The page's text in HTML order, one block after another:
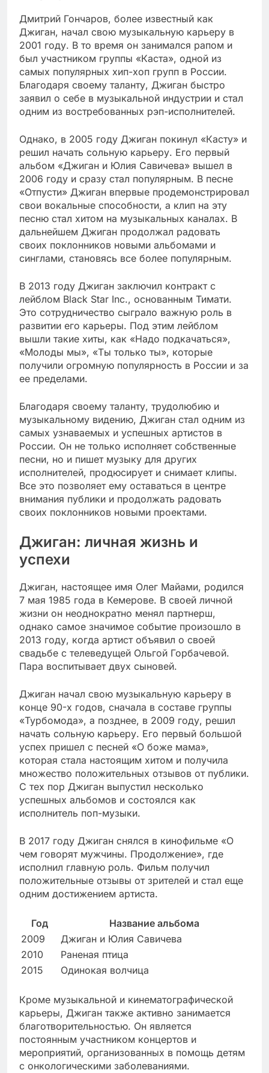
Дмитрий Гончаров, более известный как
Джиган, начал свою музыкальную карьеру в
2001 году. В то время он занимался рапом и
был участником группы «Каста», одной из
самых популярных хип-хоп групп в России.
Благодаря своему таланту, Джиган быстро
заявил о себе в музыкальной индустрии и стал
одним из востребованных рэп-исполнителей.
Однако, в 2005 году Джиган покинул «Касту» и
решил начать сольную карьеру. Его первый
альбом «Джиган и Юлия Савичева» вышел в
2006 году и сразу стал популярным. В песне
«Отпусти» Джиган впервые продемонстрировал
свои вокальные способности, а клип на эту
песню стал хитом на музыкальных каналах. В
дальнейшем Джиган продолжал радовать
своих поклонников новыми альбомами и
синглами, становясь все более популярным.
В 2013 году Джиган заключил контракт с
лейблом Black Star Inc., основанным Тимати.
Это сотрудничество сыграло важную роль в
развитии его карьеры. Под этим лейблом
вышли такие хиты, как «Надо подкачаться»,
«Молоды мы», «Ты только ты», которые
получили огромную популярность в России и за
ее пределами.
Благодаря своему таланту, трудолюбию и
музыкальному видению, Джиган стал одним из
самых узнаваемых и успешных артистов в
России. Он не только исполняет собственные
песни, но и пишет музыку для других
исполнителей, продюсирует и снимает клипы.
Все это позволяет ему оставаться в центре
внимания публики и продолжать радовать
своих поклонников новыми проектами.
Джиган: личная жизнь и
успехи
Джиган, настоящее имя Олег Майами, родился
7 мая 1985 года в Кемерове. В своей личной
жизни он неоднократно менял партнерш,
однако самое значимое событие произошло в
2013 году, когда артист объявил о своей
свадьбе с телеведущей Ольгой Горбачевой.
Пара воспитывает двух сыновей.
Джиган начал свою музыкальную карьеру в
конце 90-х годов, сначала в составе группы
«Турбомода», а позднее, в 2009 году, решил
начать сольную карьеру. Его первый большой
успех пришел с песней «О боже мама»,
которая стала настоящим хитом и получила
множество положительных отзывов от публики.
С тех пор Джиган выпустил несколько
успешных альбомов и состоялся как
исполнитель поп-музыки.
В 2017 году Джиган снялся в кинофильме «О
чем говорят мужчины. Продолжение», где
исполнил главную роль. Фильм получил
положительные отзывы от зрителей и стал еще
одним достижением артиста.
Год
Название альбома
2009
Джиган и Юлия Савичева
2010
Раненая птица
2015
Одинокая волчица
Кроме музыкальной и кинематографической
карьеры, Джиган также активно занимается
благотворительностью. Он является
постоянным участником концертов и
мероприятий, организованных в помощь детям
с онкологическими заболеваниями.